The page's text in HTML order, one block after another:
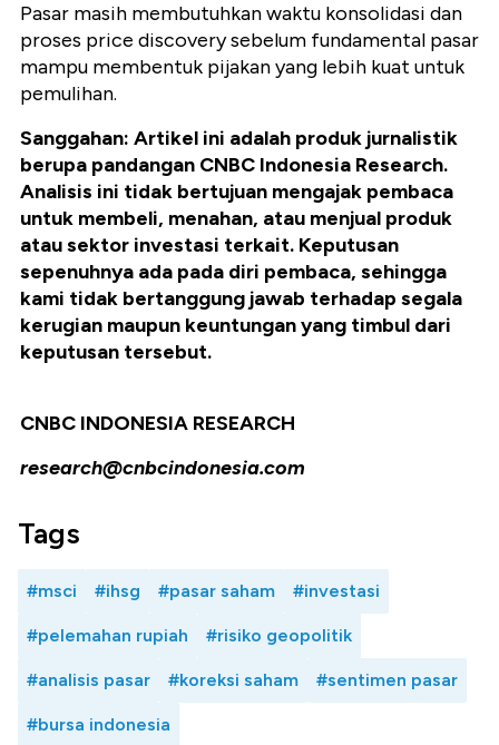
Pasar masih membutuhkan waktu konsolidasi dan
proses price discovery sebelum fundamental pasar
mampu membentuk pijakan yang lebih kuat untuk
pemulihan.
Sanggahan: Artikel ini adalah produk jurnalistik
berupa pandangan CNBC Indonesia Research.
Analisis ini tidak bertujuan mengajak pembaca
untuk membeli, menahan, atau menjual produk
atau sektor investasi terkait. Keputusan
sepenuhnya ada pada diri pembaca, sehingga
kami tidak bertanggung jawab terhadap segala
kerugian maupun keuntungan yang timbul dari
keputusan tersebut.
CNBC INDONESIA RESEARCH
research@cnbcindonesia.com
Tags
#msci #ihsg #pasar saham #investasi
#pelemahan rupiah #risiko geopolitik
#analisis pasar #koreksi saham #sentimen pasar
#bursa indonesia